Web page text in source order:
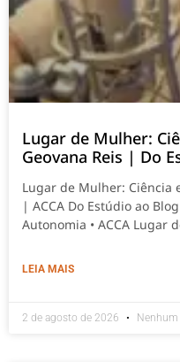
Lugar de Mulher:
Geovana Reis | Do
Lugar de Mulher: Ciência
| ACCA Do Estúdio ao
Autonomia • ACCA Lugar
LEIA MAIS
2 de agosto de 2026